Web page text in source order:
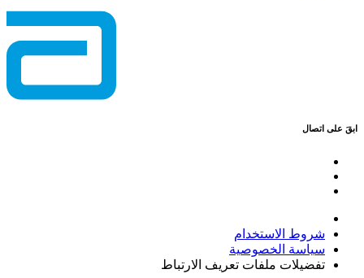
ابقَ على اتصال
شروط الاستخدام
سياسة الخصوصية
تفضيلات ملفات تعريف الارتباط